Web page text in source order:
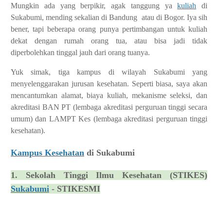
Mungkin ada yang berpikir, agak tanggung yakuliah di
Sukabumi, mending sekalian di Bandung atau di Bogor. Iya sih
bener, tapi beberapa orang punya pertimbangan untuk kuliah
dekat dengan rumah orang tua, atau bisa jadi tidak
diperbolehkan tinggal jauh dari orang tuanya.
Yuk simak, tiga kampus di wilayah Sukabumi yang
menyelenggarakan jurusan kesehatan. Seperti biasa, saya akan
mencantumkan alamat, biaya kuliah, mekanisme seleksi, dan
akreditasi BAN PT (lembaga akreditasi perguruan tinggi secara
umum) dan LAMPT Kes (lembaga akreditasi perguruan tinggi
kesehatan).
Kampus Kesehatan di Sukabumi
1. Sekolah Tinggi Ilmu Kesehatan (STIKES)
Sukabumi - STIKESMI